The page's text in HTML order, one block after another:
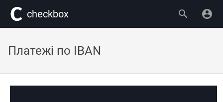
сheckbox
Платежі по IBAN